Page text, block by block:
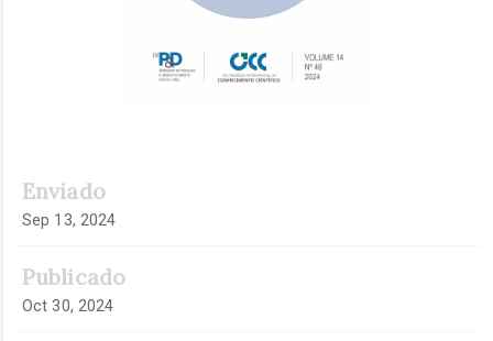
Enviado
Sep 13, 2024
Publicado
Oct 30, 2024